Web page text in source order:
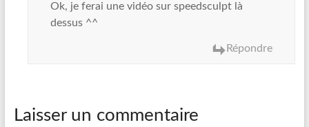
Ok, je ferai une vidéo sur speedsculpt là
dessus ^^
Répondre
Laisser un commentaire